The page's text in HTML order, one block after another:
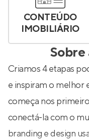
CONTEÚDO
IMOBILIÁRIO
Sobre
Criamos 4 etapas
e inspiram o melhor
começa nos
conectá-la com o
branding e design